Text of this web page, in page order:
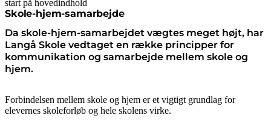
start på hovedindhold
Skole-hjem-samarbejde
Da skole-hjem-samarbejdet vægtes meget højt, har
Langå Skole vedtaget en række principper for
kommunikation og samarbejde mellem skole og
hjem.
senest opdateret 9. februar 2026
Forbindelsen mellem skole og hjem er et vigtigt grundlag for
elevernes skoleforløb og hele skolens virke.